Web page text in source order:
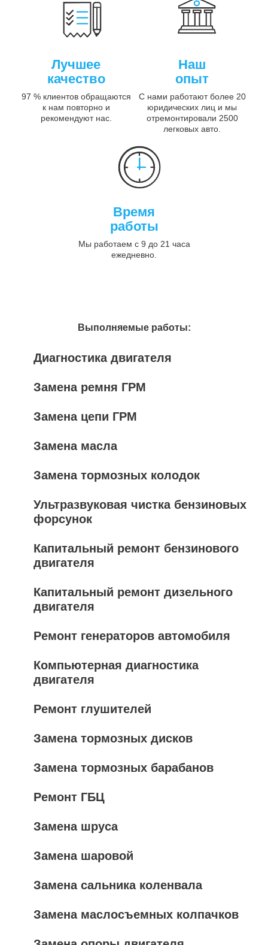
Лучшее
качество
97 % клиентов обращаются
к нам повторно и
рекомендуют нас.
Наш
опыт
С нами работают более 20
юридических лиц и мы
отремонтировали 2500
легковых авто.
Время
работы
Мы работаем с 9 до 21 часа
ежедневно.
Выполняемые работы:
Диагностика двигателя
Замена ремня ГРМ
Замена цепи ГРМ
Замена масла
Замена тормозных колодок
Ультразвуковая чистка бензиновых
форсунок
Капитальный ремонт бензинового
двигателя
Капитальный ремонт дизельного
двигателя
Ремонт генераторов автомобиля
Компьютерная диагностика
двигателя
Ремонт глушителей
Замена тормозных дисков
Замена тормозных барабанов
Ремонт ГБЦ
Замена шруса
Замена шаровой
Замена сальника коленвала
Замена маслосъемных колпачков